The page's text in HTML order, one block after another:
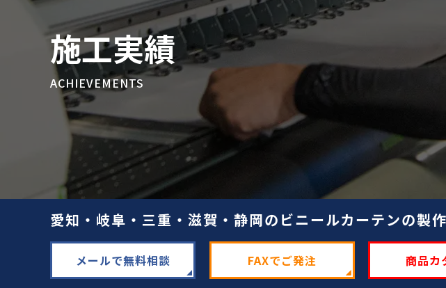
施工実績
ACHIEVEMENTS
愛知・岐阜・三重・滋賀・静岡のビニールカーテンの製
メールで無料相談 FAXでご発注 商品カ